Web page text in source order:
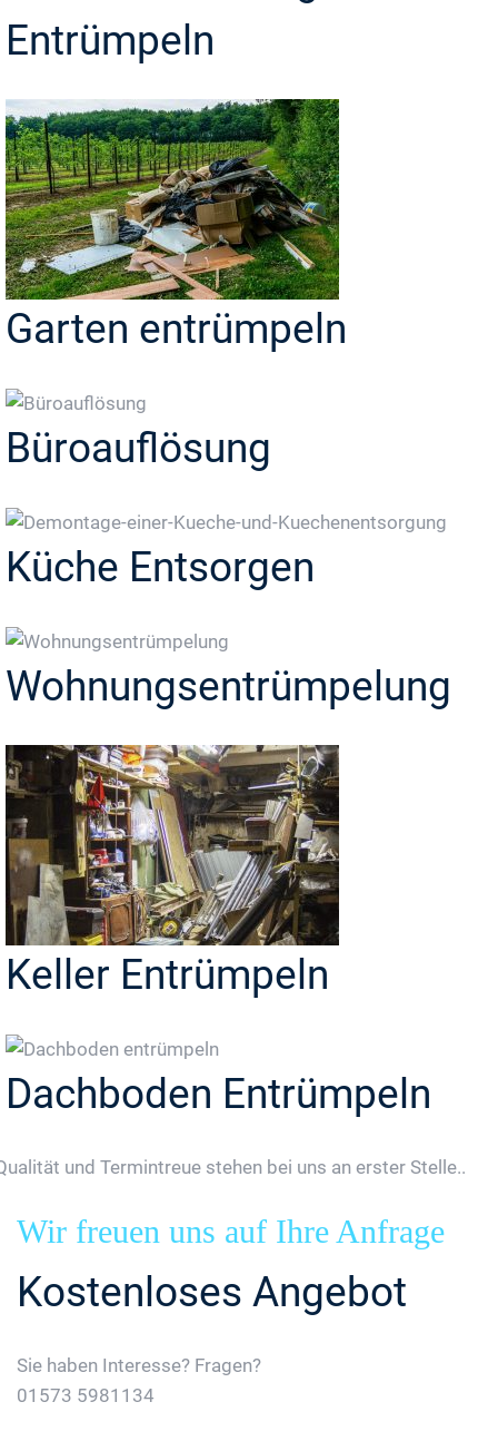
Entrümpeln
Garten entrümpeln
Büroauflösung
Küche Entsorgen
Wohnungsentrümpelung
Keller Entrümpeln
Dachboden Entrümpeln
und Termintreue stehen bei uns an erster Stelle..
Wir freuen uns auf Ihre Anfrage
Kostenloses Angebot
Sie haben Interesse? Fragen?
01573 5981134